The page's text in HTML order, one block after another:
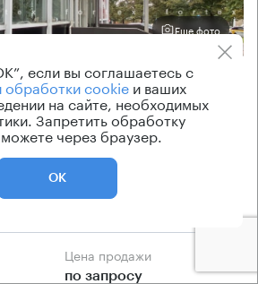
Еще фото
6
летия Октября, 6
→ 770 м
Цена продажи
по запросу
если вы соглашаетесь с
обработки cookieи ваших
на сайте, необходимых
Запретить обработку
через браузер.
ОК